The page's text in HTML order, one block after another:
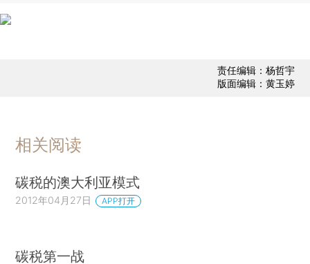
责任编辑：杨哲宇
版面编辑：黄玉婷
相关阅读
碳税的澳大利亚模式
2012年04月27日 APP打开
碳税第一战